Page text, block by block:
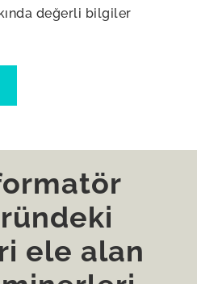
değerli bilgiler
ele alan